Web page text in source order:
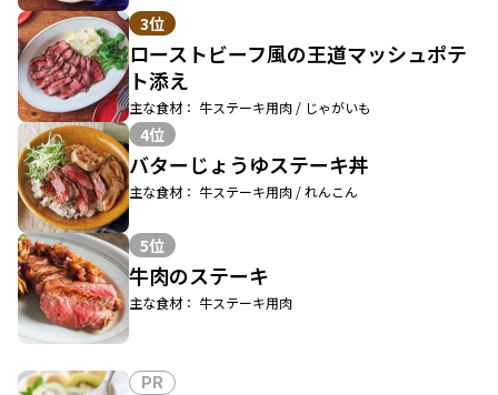
3位
ローストビーフ風の王道マッシュポテ
ト添え
主な食材： 牛ステーキ用肉 / じゃがいも
4位
バターじょうゆステーキ丼
主な食材： 牛ステーキ用肉 / れんこん
5位
牛肉のステーキ
主な食材： 牛ステーキ用肉
PR